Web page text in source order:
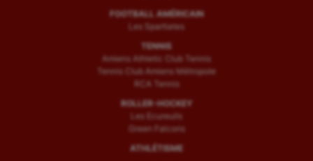
FOOTBALL AMÉRICAIN
Les Spartiates
TENNIS
Amiens Athletic Club Tennis
Tennis Club Amiens Métropole
RCA Tennis
ROLLER-HOCKEY
Les Ecureuils
Green Falcons
ATHLÉTISME